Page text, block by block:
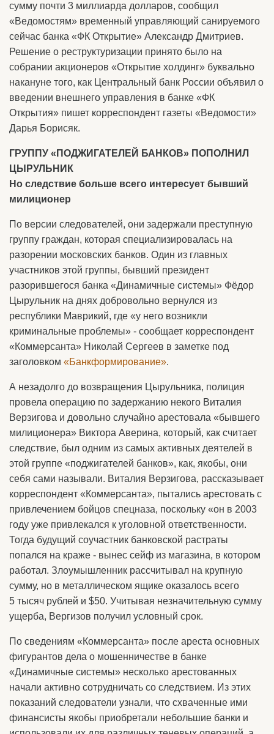
сумму почти 3 миллиарда долларов, сообщил
«Ведомостям» временный управляющий санируемого
сейчас банка «ФК Открытие» Александр Дмитриев.
Решение о реструктуризации принято было на
собрании акционеров «Открытие холдинг» буквально
накануне того, как Центральный банк России объявил о
введении внешнего управления в банке «ФК
Открытия» пишет корреспондент газеты «Ведомости»
Дарья Борисяк.
ГРУППУ «ПОДЖИГАТЕЛЕЙ БАНКОВ» ПОПОЛНИЛ
ЦЫРУЛЬНИК
Но следствие больше всего интересует бывший
милиционер
По версии следователей, они задержали преступную
группу граждан, которая специализировалась на
разорении московских банков. Один из главных
участников этой группы, бывший президент
разорившегося банка «Динамичные системы» Фёдор
Цырульник на днях добровольно вернулся из
республики Маврикий, где «у него возникли
криминальные проблемы» - сообщает корреспондент
«Коммерсанта» Николай Сергеев в заметке под
заголовком «Банкформирование».
А незадолго до возвращения Цырульника, полиция
провела операцию по задержанию некого Виталия
Верзигова и довольно случайно арестовала «бывшего
милиционера» Виктора Аверина, который, как считает
следствие, был одним из самых активных деятелей в
этой группе «поджигателей банков», как, якобы, они
себя сами называли. Виталия Верзигова, рассказывает
корреспондент «Коммерсанта», пытались арестовать с
привлечением бойцов спецназа, поскольку «он в 2003
году уже привлекался к уголовной ответственности.
Тогда будущий соучастник банковской растраты
попался на краже - вынес сейф из магазина, в котором
работал. Злоумышленник рассчитывал на крупную
сумму, но в металлическом ящике оказалось всего
5 тысяч рублей и $50. Учитывая незначительную сумму
ущерба, Вергизов получил условный срок.
По сведениям «Коммерсанта» после ареста основных
фигурантов дела о мошенничестве в банке
«Динамичные системы» несколько арестованных
начали активно сотрудничать со следствием. Из этих
показаний следователи узнали, что схваченные ими
финансисты якобы приобретали небольшие банки и